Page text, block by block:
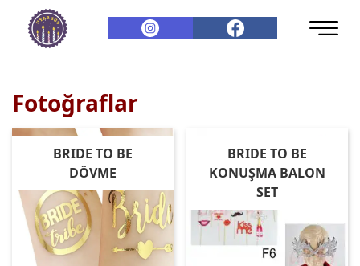
Fotoğraflar
BRIDE TO BE
DÖVME
BRIDE TO BE
KONUŞMA BALON
SET